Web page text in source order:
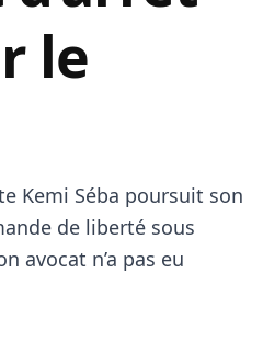
le
Kemi Séba poursuit son
de liberté sous
avocat n’a pas eu